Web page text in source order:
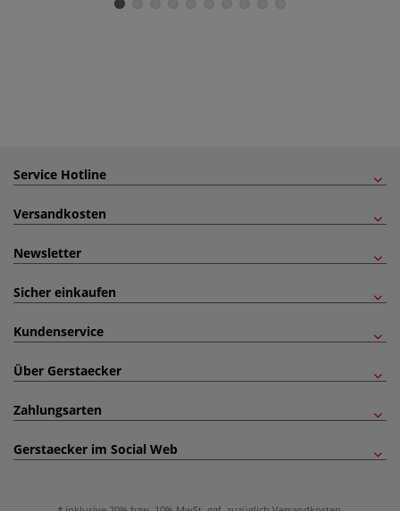
Service Hotline
Versandkosten
Newsletter
Sicher einkaufen
Kundenservice
Über Gerstaecker
Zahlungsarten
Gerstaecker im Social Web